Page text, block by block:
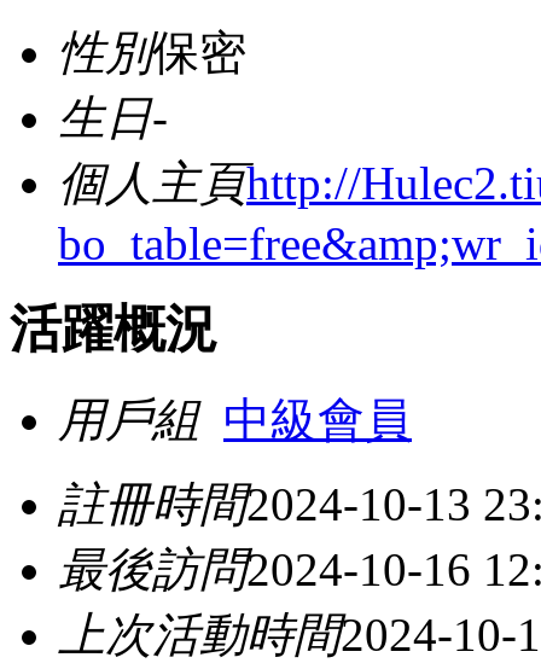
性別保密
生日-
個人主頁http://
活躍概況
用戶組 中級會員
註冊時間2024-10-13
最後訪問2024-10-16
上次活動時間2024-10-